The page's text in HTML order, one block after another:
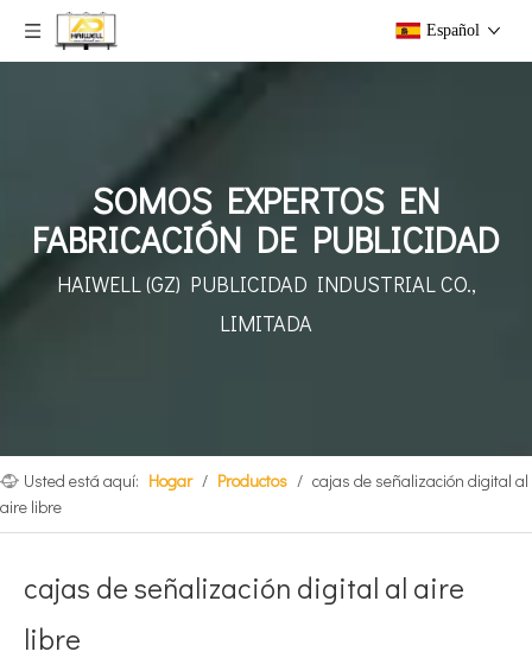
Español
SOMOS EXPERTOS EN
FABRICACIÓN DE PUBLICIDAD
HAIWELL (GZ) PUBLICIDAD INDUSTRIAL CO.,
LIMITADA
Usted está aquí: Hogar / Productos / cajas de señalización digital al
aire libre
cajas de señalización digital al aire
libre